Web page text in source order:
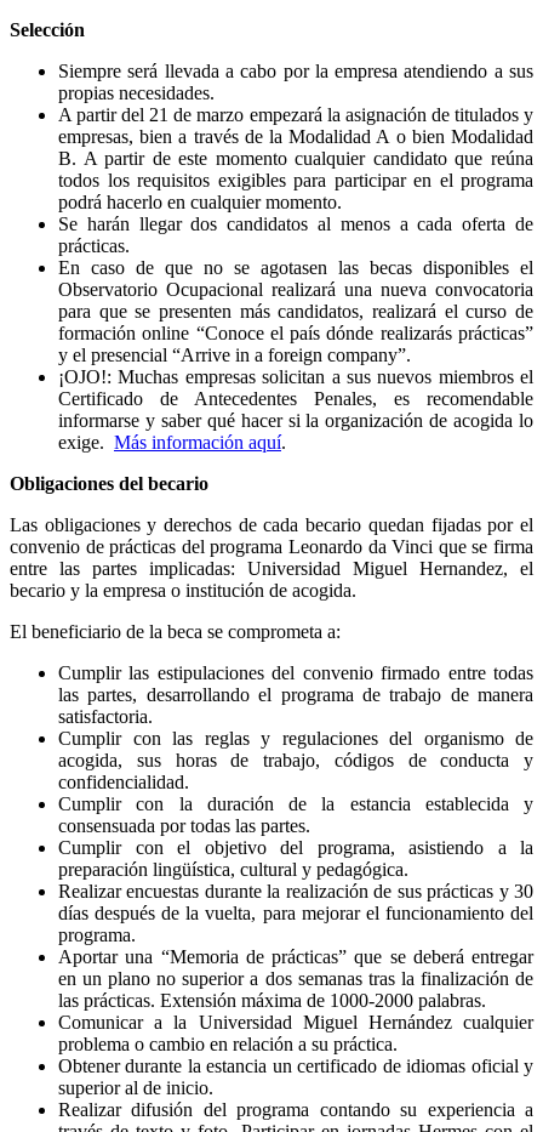
Selección
Siempre será llevada a cabo por la empresa atendiendo a sus
propias necesidades.
A partir del 21 de marzo empezará la asignación de titulados y
empresas, bien a través de la Modalidad A o bien Modalidad
B. A partir de este momento cualquier candidato que reúna
todos los requisitos exigibles para participar en el programa
podrá hacerlo en cualquier momento.
Se harán llegar dos candidatos al menos a cada oferta de
prácticas.
En caso de que no se agotasen las becas disponibles el
Observatorio Ocupacional realizará una nueva convocatoria
para que se presenten más candidatos, realizará el curso de
formación online “Conoce el país dónde realizarás prácticas”
y el presencial “Arrive in a foreign company”.
¡OJO!: Muchas empresas solicitan a sus nuevos miembros el
Certificado de Antecedentes Penales, es recomendable
informarse y saber qué hacer si la organización de acogida lo
exige. Más información aquí.
Obligaciones del becario
Las obligaciones y derechos de cada becario quedan fijadas por el
convenio de prácticas del programa Leonardo da Vinci que se firma
entre las partes implicadas: Universidad Miguel Hernandez, el
becario y la empresa o institución de acogida.
El beneficiario de la beca se comprometa a:
Cumplir las estipulaciones del convenio firmado entre todas
las partes, desarrollando el programa de trabajo de manera
satisfactoria.
Cumplir con las reglas y regulaciones del organismo de
acogida, sus horas de trabajo, códigos de conducta y
confidencialidad.
Cumplir con la duración de la estancia establecida y
consensuada por todas las partes.
Cumplir con el objetivo del programa, asistiendo a la
preparación lingüística, cultural y pedagógica.
Realizar encuestas durante la realización de sus prácticas y 30
días después de la vuelta, para mejorar el funcionamiento del
programa.
Aportar una “Memoria de prácticas” que se deberá entregar
en un plano no superior a dos semanas tras la finalización de
las prácticas. Extensión máxima de 1000-2000 palabras.
Comunicar a la Universidad Miguel Hernández cualquier
problema o cambio en relación a su práctica.
Obtener durante la estancia un certificado de idiomas oficial y
superior al de inicio.
Realizar difusión del programa contando su experiencia a